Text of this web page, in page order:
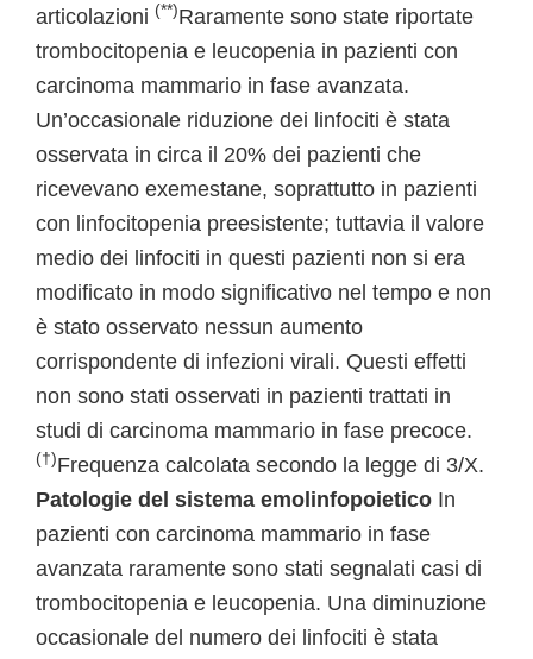
articolazioni (**)Raramente sono state riportate
trombocitopenia e leucopenia in pazienti con
carcinoma mammario in fase avanzata.
Un’occasionale riduzione dei linfociti è stata
osservata in circa il 20% dei pazienti che
ricevevano exemestane, soprattutto in pazienti
con linfocitopenia preesistente; tuttavia il valore
medio dei linfociti in questi pazienti non si era
modificato in modo significativo nel tempo e non
è stato osservato nessun aumento
corrispondente di infezioni virali. Questi effetti
non sono stati osservati in pazienti trattati in
studi di carcinoma mammario in fase precoce.
(†)Frequenza calcolata secondo la legge di 3/X.
Patologie del sistema emolinfopoietico In
pazienti con carcinoma mammario in fase
avanzata raramente sono stati segnalati casi di
trombocitopenia e leucopenia. Una diminuzione
occasionale del numero dei linfociti è stata